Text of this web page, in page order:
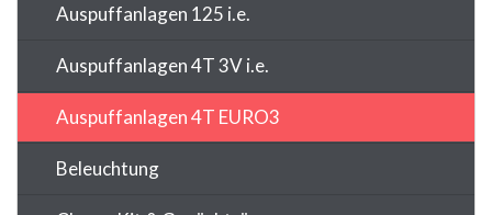
Auspuffanlagen 125 i.e.
Auspuffanlagen 4T 3V i.e.
Auspuffanlagen 4T EURO3
Beleuchtung